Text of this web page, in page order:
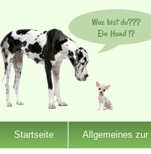
Startseite Allgemeines zur